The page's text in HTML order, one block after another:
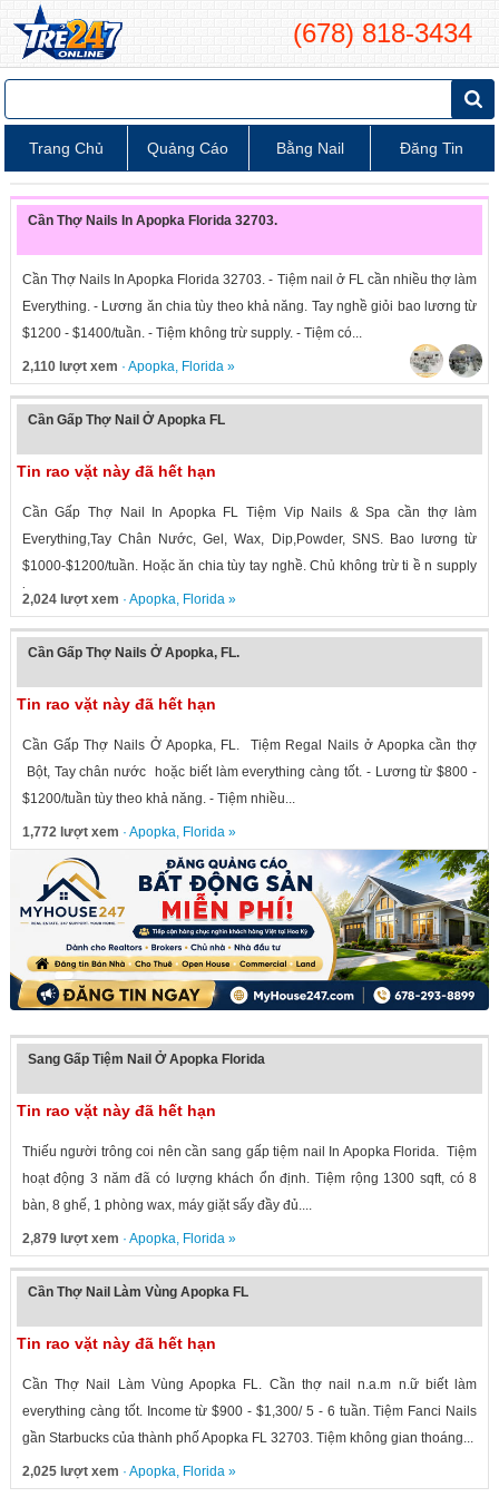
(678) 818-3434
Trang Chủ Quảng Cáo Bằng Nail Đăng Tin
Cần Thợ Nails In Apopka Florida 32703.
Cần Thợ Nails In Apopka Florida 32703. - Tiệm nail ở FL cần nhiều thợ làm
Everything. - Lương ăn chia tùy theo khả năng. Tay nghề giỏi bao lương từ
$1200 - $1400/tuần. - Tiệm không trừ supply. - Tiệm có...
2,110 lượt xem · Apopka, Florida»
Cần Gấp Thợ Nail Ở Apopka FL
Tin rao vặt này đã hết hạn
Cần Gấp Thợ Nail In Apopka FL Tiệm Vip Nails & Spa cần thợ làm
Everything,Tay Chân Nước, Gel, Wax, Dip,Powder, SNS. Bao lương từ
$1000-$1200/tuần. Hoặc ăn chia tùy tay nghề. Chủ không trừ ti ề n supply
hay...
2,024 lượt xem · Apopka, Florida»
Cần Gấp Thợ Nails Ở Apopka, FL.
Tin rao vặt này đã hết hạn
Cần Gấp Thợ Nails Ở Apopka, FL. Tiệm Regal Nails ở Apopka cần thợ
Bột, Tay chân nước hoặc biết làm everything càng tốt. - Lương từ $800 -
$1200/tuần tùy theo khả năng. - Tiệm nhiều...
1,772 lượt xem · Apopka, Florida»
Sang Gấp Tiệm Nail Ở Apopka Florida
Tin rao vặt này đã hết hạn
Thiếu người trông coi nên cần sang gấp tiệm nail In Apopka Florida. Tiệm
hoạt động 3 năm đã có lượng khách ổn định. Tiệm rộng 1300 sqft, có 8
bàn, 8 ghế, 1 phòng wax, máy giặt sấy đầy đủ....
2,879 lượt xem · Apopka Florida »
Cần Thợ Nail Làm Vùng Apopka FL
Tin rao vặt này đã hết hạn
Cần Thợ Nail Làm Vùng Apopka FL. Cần thợ nail n.a.m n.ữ biết làm
everything càng tốt. Income từ $900 - $1,300/ 5 - 6 tuần. Tiệm Fanci Nails
gần Starbucks của thành phố Apopka FL 32703. Tiệm không gian thoáng...
2,025 lượt xem · Apopka Florida »